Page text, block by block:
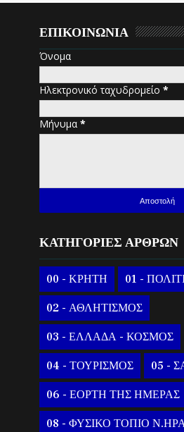
ΕΠΙΚΟΙΝΩΝΙΑ
Όνομα
Ηλεκτρονικό ταχυδρομείο*
Μήνυμα*
ΚΑΤΗΓΟΡΙΕΣ ΑΡΘΡΩΝ
00 - ΚΡΗΤΗ 01 -
02 - ΑΘΛΗΤΙΣΜΟΣ
03 - ΕΛΛΑΔΑ - ΚΟΣΜΟΣ
04 - ΤΟΥΡΙΣΜΟΣ 05 -
06 - ΕΟΡΤΗ ΤΗΣ ΗΜΕΡΑΣ
08 - ΦΥΣΙΚΟ ΤΟΠΙΟ